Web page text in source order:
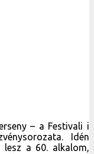
– a Festivali i
Idén
lesz a 60. alkalom,